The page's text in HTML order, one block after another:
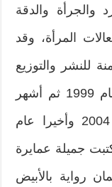
‬،عبر رصد تفاصيل التفاصيل في انفعالات المرأة،‮ ‬وقد
للنشر والتوزيع
بعمان عام‮ ‬1993،‮ ‬وسيدة الخريف عام‮ ‬1999‮ ‬ثم أشهر
اللوحة،‮ ‬وأيضا كتبت جميلة عمايرة
فنشرت لها دار الشروق‮ ‬بعمان رواية بالأبيض